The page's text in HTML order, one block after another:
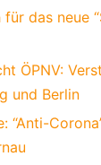
das neue
ÖPNV:
und Berlin
“Anti-